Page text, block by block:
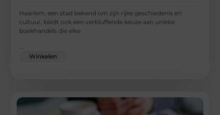
Haarlem, een stad bekend om zijn rijke geschiedenis en
cultuur, biedt ook een verbluffende keuze aan unieke
boekhandels die elke
...
Winkelen